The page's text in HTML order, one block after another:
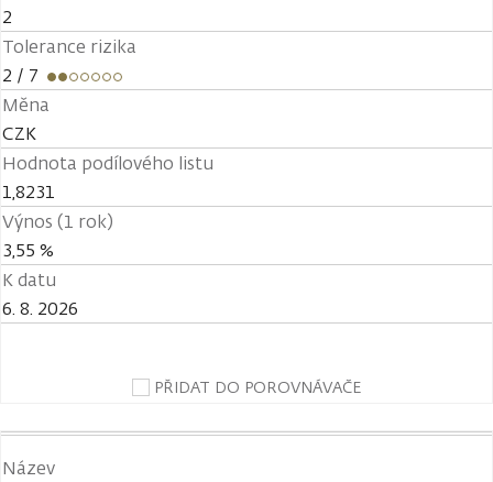
2
Tolerance rizika
2 / 7
Měna
CZK
Hodnota podílového listu
1,8231
Výnos (1 rok)
3,55 %
K datu
6. 8. 2026
PŘIDAT DO POROVNÁVAČE
Název